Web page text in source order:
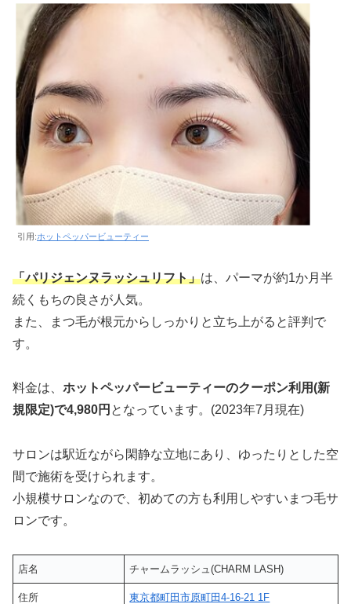
引用:ホットペッパービューティー
「パリジェンヌラッシュリフト」は、パーマが約1か月半
続くもちの良さが人気。
また、まつ毛が根元からしっかりと立ち上がると評判で
す。
料金は、 ホットペッパービューティーのクーポン利用(新
規限定)で4,980円 となっています。(2023年7月現在)
サロンは駅近ながら閑静な立地にあり、ゆったりとした空
間で施術を受けられます。
小規模サロンなので、初めての方も利用しやすいまつ毛サ
ロンです。
店名 チャームラッシュ(CHARM LASH)
住所 東京都町田市原町田4-16-21 1F